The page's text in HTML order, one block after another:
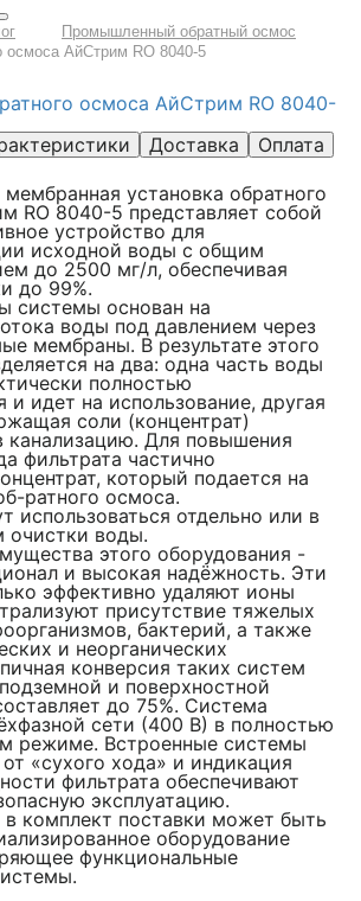
Промышленный обратный осмос
осмоса АйСтрим RO 8040-5
Доставка
Оплата
установка обратного
RO 8040-5 представляет собой
устройство для
исходной воды с общим
до 2500 мг/л, обеспечивая
до 99%.
системы основан на
воды под давлением через
мембраны. В результате этого
на два: одна часть воды
полностью
и идет на использование, другая
соли (концентрат)
канализацию. Для повышения
фильтрата частично
который подается на
ратного осмоса.
использоваться отдельно или в
очистки воды.
этого оборудования -
и высокая надёжность. Эти
эффективно удаляют ионы
присутствие тяжелых
бактерий, а также
и неорганических
конверсия таких систем
и поверхностной
до 75%. Система
сети (400 В) в полностью
режиме. Встроенные системы
«сухого хода» и индикация
фильтрата обеспечивают
эксплуатацию.
в комплект поставки может быть
оборудование
функциональные